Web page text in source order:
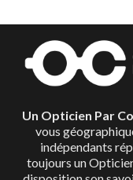
Un Opticien Par
vous
indépendants
toujours un